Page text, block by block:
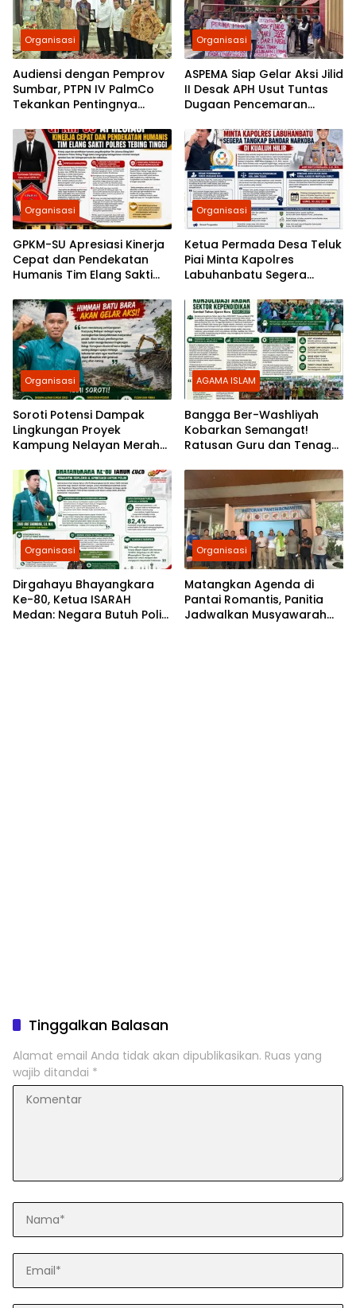
Organisasi
Audiensi dengan Pemprov
Sumbar, PTPN IV PalmCo
Tekankan Pentingnya
Kebun
Organisasi
ASPEMA Siap Gelar Aksi Jilid
II Desak APH Usut Tuntas
Dugaan Pencemaran
Pao
Organisasi
GPKM-SU Apresiasi Kinerja
Cepat dan Pendekatan
Humanis Tim Elang Sakti
Organisasi
Ketua Permada Desa Teluk
Piai Minta Kapolres
Labuhanbatu Segera
di Kualuh Hilir
Organisasi
Soroti Potensi Dampak
Lingkungan Proyek
Kampung Nelayan Merah
akan Gelar Aksi
AGAMA ISLAM
Bangga Ber-Washliyah
Kobarkan Semangat!
Ratusan Guru dan Tenaga
Kota Medan
Organisasi
Dirgahayu Bhayangkara
Ke-80, Ketua ISARAH
Medan: Negara Butuh Polisi
Organisasi
Matangkan Agenda di
Pantai Romantis, Panitia
Jadwalkan Musyawarah
Tinggalkan Balasan
Alamat email Anda tidak akan dipublikasikan. Ruas yang
wajib ditandai *